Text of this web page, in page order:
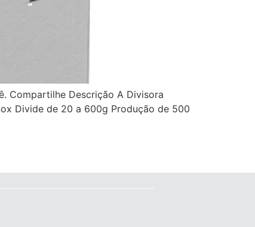
Compartilhe Descrição A Divisora
Divide de 20 a 600g Produção de 500